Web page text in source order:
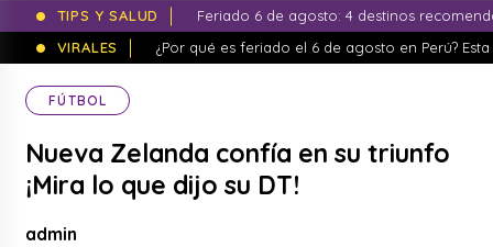
TIPS Y SALUD
Feriado 6 de agosto: 4 destinos
VIRALES
¿Por qué es feriado el 6 de agosto en Perú?
FÚTBOL
Nueva Zelanda confía en su triunfo
¡Mira lo que dijo su DT!
admin